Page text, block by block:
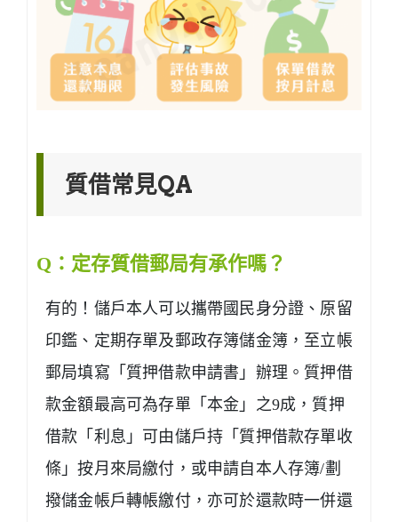
質借常見QA
Q：定存質借郵局有承作嗎？
有的！儲戶本人可以攜帶國民身分證、原留
印鑑、定期存單及郵政存簿儲金簿，至立帳
郵局填寫「質押借款申請書」辦理。質押借
款金額最高可為存單「本金」之9成，質押
借款「利息」可由儲戶持「質押借款存單收
條」按月來局繳付，或申請自本人存簿/劃
撥儲金帳戶轉帳繳付，亦可於還款時一併還